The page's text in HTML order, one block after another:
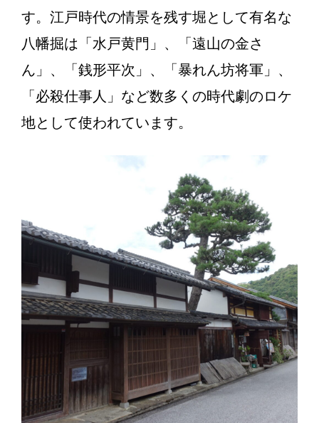
す。江戸時代の情景を残す堀として有名な
八幡掘は「水戸黄門」、「遠山の金さ
ん」、「銭形平次」、「暴れん坊将軍」、
「必殺仕事人」など数多くの時代劇のロケ
地として使われています。